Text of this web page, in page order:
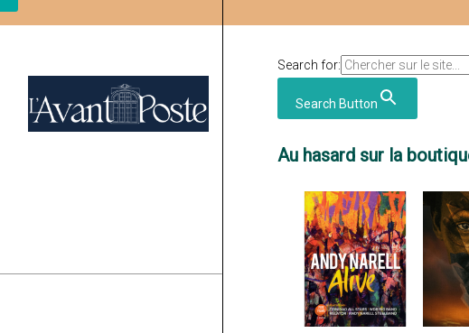
Search for:
Search Button
Au hasard sur la